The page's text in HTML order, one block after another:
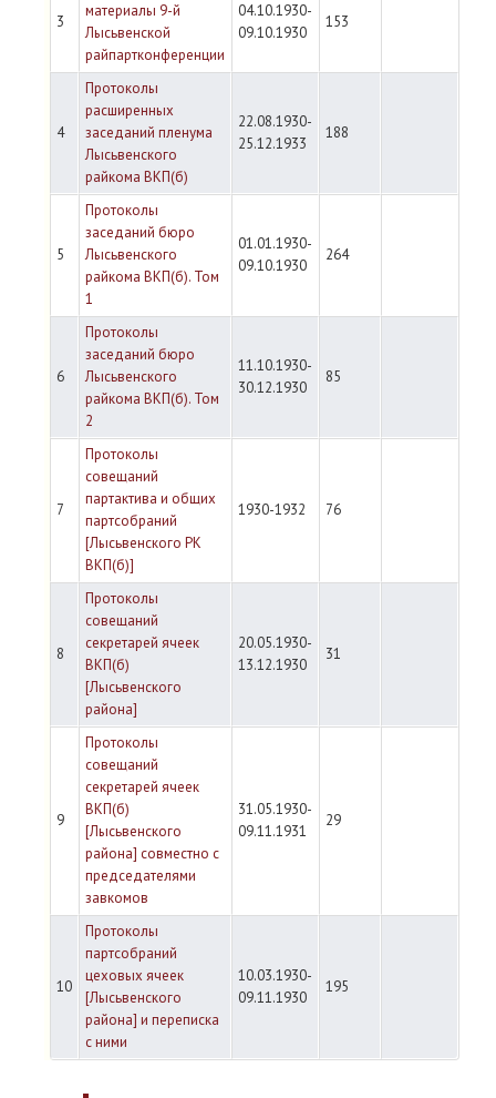
3
материалы 9-й
Лысьвенской
райпартконференции
04.10.1930-
09.10.1930
153
4
Протоколы
расширенных
заседаний пленума
Лысьвенского
райкома ВКП(б)
22.08.1930-
25.12.1933
188
5
Протоколы
заседаний бюро
Лысьвенского
райкома ВКП(б). Том
1
01.01.1930-
09.10.1930
264
6
Протоколы
заседаний бюро
Лысьвенского
райкома ВКП(б). Том
2
11.10.1930-
30.12.1930
85
7
Протоколы
совещаний
партактива и общих
партсобраний
[Лысьвенского РК
ВКП(б)]
1930-1932 76
8
Протоколы
совещаний
секретарей ячеек
ВКП(б)
[Лысьвенского
района]
20.05.1930-
13.12.1930
31
9
Протоколы
совещаний
секретарей ячеек
ВКП(б)
[Лысьвенского
района] совместно с
председателями
завкомов
31.05.1930-
09.11.1931
29
10
Протоколы
партсобраний
цеховых ячеек
[Лысьвенского
района] и переписка
с ними
10.03.1930-
09.11.1930
195